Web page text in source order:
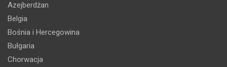
Azejberdżan
Belgia
Bośnia i Hercegowina
Bułgaria
Chorwacja